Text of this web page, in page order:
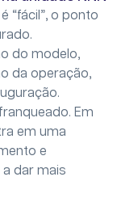
“fácil”, o ponto
do modelo,
da operação,
Em
em uma
e
dar mais